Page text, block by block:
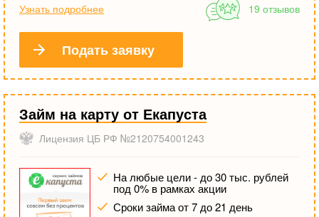
Узнать подробнее 19 отзывов
Подать заявку
Займ на карту от Екапуста
Лицензия ЦБ РФ №2120754001243
На любые цели - до 30 тыс. рублей
под 0% в рамках акции
Сроки займа от 7 до 21 день